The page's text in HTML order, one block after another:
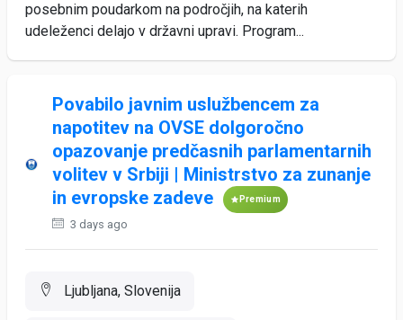
posebnim poudarkom na področjih, na katerih
udeleženci delajo v državni upravi. Program...
Povabilo javnim uslužbencem za
napotitev na OVSE dolgoročno
opazovanje predčasnih parlamentarnih
volitev v Srbiji | Ministrstvo za zunanje
in evropske zadeve
Premium
3 days ago
Ljubljana, Slovenija